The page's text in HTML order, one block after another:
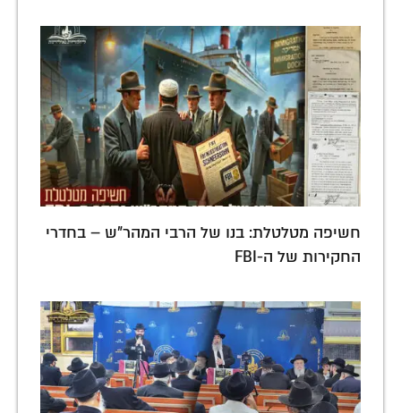
חשיפה מטלטלת: בנו של הרבי המהר"ש – בחדרי
החקירות של ה-FBI